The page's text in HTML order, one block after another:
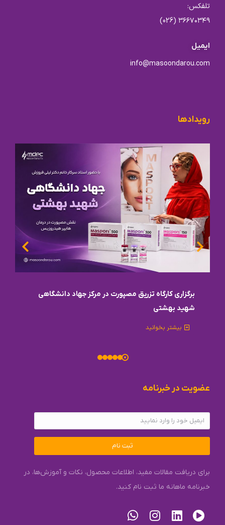
تلفکس:
۳۶۶۷۰۳۴۹ (026)
ایمیل
info@masoondarou.com
رویدادها
برگزاری کارگاه تزریق مصپورت در مرکز جهاد دانشگاهی
شهید بهشتی
بیشتر بخوانید
عضویت در خبرنامه
ثبت نام
برای دریافت مقالات مفید، اطلاعات محصول، نکات و آموزش‌ها، در
خبرنامه ماهانه ما ثبت نام کنید.